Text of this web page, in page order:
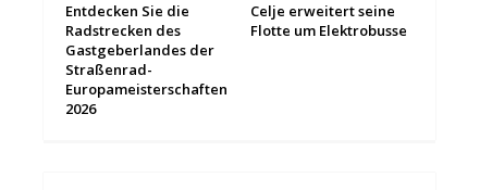
Entdecken Sie die
Radstrecken des
Gastgeberlandes der
Straßenrad-
Europameisterschaften
2026
Celje erweitert seine
Flotte um Elektrobusse